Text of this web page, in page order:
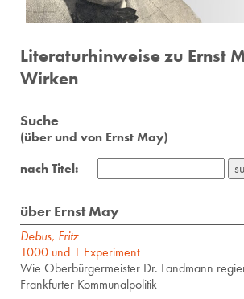
Literaturhinweise zu Ernst
Wirken
Suche
(über und von Ernst May)
nach Titel:
über Ernst May
Debus, Fritz
1000 und 1 Experiment
Wie Oberbürgermeister Dr. Landmann
Frankfurter Kommunalpolitik